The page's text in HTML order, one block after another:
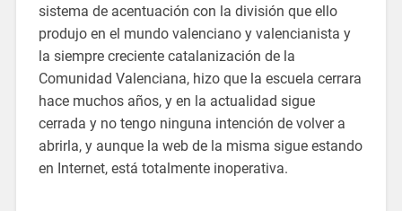
sistema de acentuación con la división que ello
produjo en el mundo valenciano y valencianista y
la siempre creciente catalanización de la
Comunidad Valenciana, hizo que la escuela cerrara
hace muchos años, y en la actualidad sigue
cerrada y no tengo ninguna intención de volver a
abrirla, y aunque la web de la misma sigue estando
en Internet, está totalmente inoperativa.